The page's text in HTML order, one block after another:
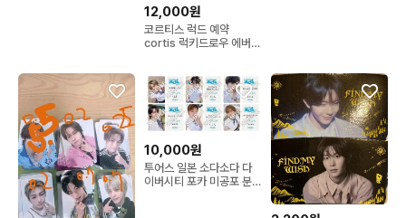
12,000원
코르티스 럭드 예약
cortis 럭키드로우 에버라
10,000원
투어스 일본 소다소다 다
이버시티 포카 미공포 분